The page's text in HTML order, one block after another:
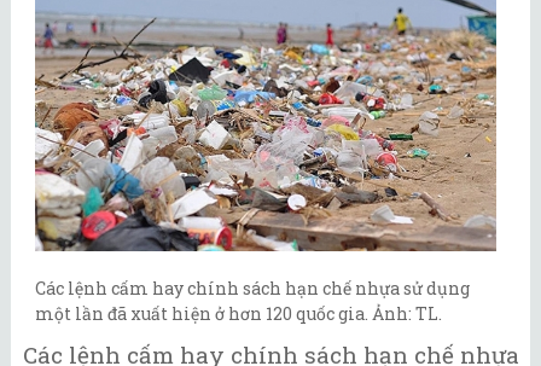
Các lệnh cấm hay chính sách hạn chế nhựa sử dụng
một lần đã xuất hiện ở hơn 120 quốc gia. Ảnh: TL.
Các lệnh cấm hay chính sách hạn chế nhựa